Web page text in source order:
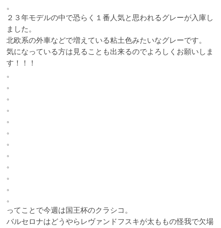
。
２３年モデルの中で恐らく１番人気と思われるグレーが入庫し
ました。
北欧系の外車などで増えている粘土色みたいなグレーです。
気になっている方は見ることも出来るのでよろしくお願いしま
す！！！
。
。
。
。
。
。
。
。
。
。
。
。
ってことで今週は国王杯のクラシコ。
バルセロナはどうやらレヴァンドフスキが太ももの怪我で欠場